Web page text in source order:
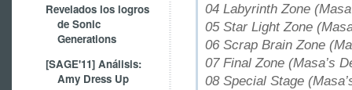
Revelados los logros
de Sonic
Generations
[SAGE'11] Análisis:
Amy Dress Up
04 Labyrinth Zone
05 Star Light Zone
06 Scrap Brain Zone
07 Final Zone (Masa’s
08 Special Stage